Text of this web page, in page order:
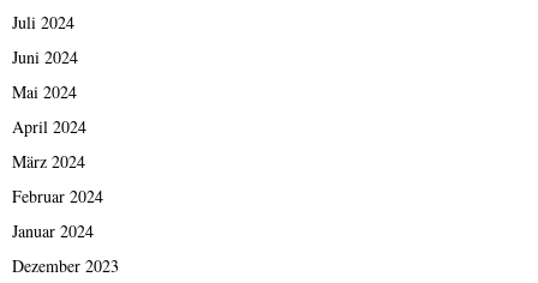
Juli 2024
Juni 2024
Mai 2024
April 2024
März 2024
Februar 2024
Januar 2024
Dezember 2023